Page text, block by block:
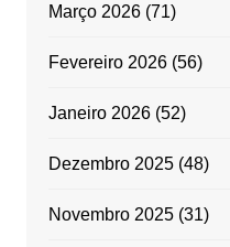
Março 2026(71)
Fevereiro 2026(56)
Janeiro 2026(52)
Dezembro 2025(48)
Novembro 2025(31)